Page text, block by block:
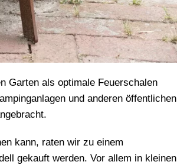
Garten als optimale Feuerschalen
und anderen öffentlichen
kann, raten wir zu einem
gekauft werden. Vor allem in kleinen